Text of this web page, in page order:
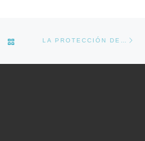
BACK TO POST LIST